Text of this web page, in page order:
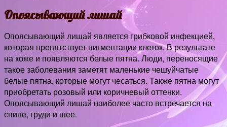
Опоясывающий лишай
Опоясывающий лишай является грибковой инфекцией,
которая препятствует пигментации клеток. В результате
на коже и появляются белые пятна. Люди, переносящие
такое заболевания заметят маленькие чешуйчатые
белые пятна, которые могут чесаться. Также пятна могут
приобретать розовый или коричневый оттенки.
Опоясывающий лишай наиболее часто встречается на
спине, груди и шее.